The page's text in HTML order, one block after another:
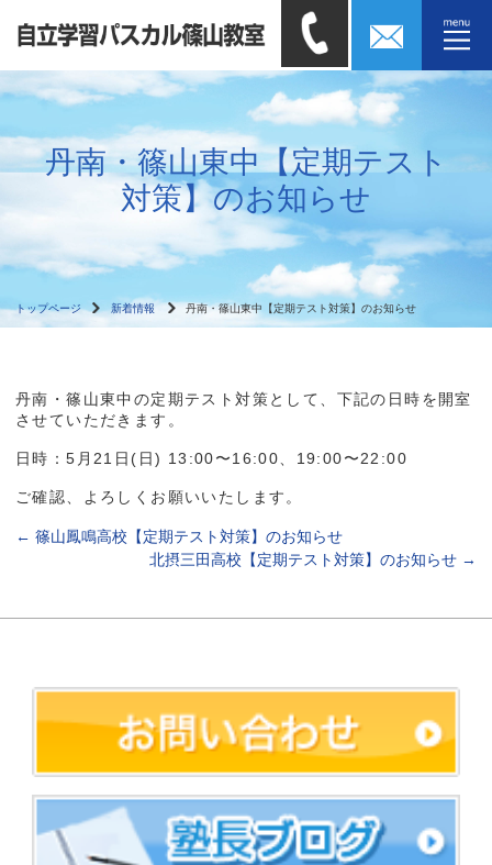
丹南・篠山東中【定期テスト
対策】のお知らせ
トップページ 新着情報 丹南・篠山東中【定期テスト対策】のお知らせ
丹南・篠山東中の定期テスト対策として、下記の日時を開室
させていただきます。
日時：5月21日(日) 13:00〜16:00、19:00〜22:00
ご確認、よろしくお願いいたします。
← 篠山鳳鳴高校【定期テスト対策】のお知らせ
北摂三田高校【定期テスト対策】のお知らせ →